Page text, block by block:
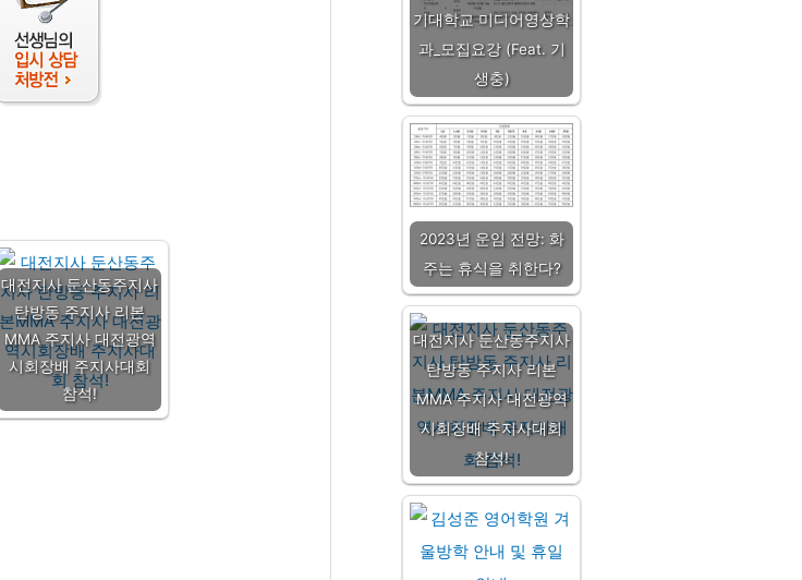
대전지사 둔산동주지사
탄방동 주지사 리본
MMA 주지사 대전광역
시회장배 주지사대회
참석!
기대학교 미디어영상학
과_모집요강 (Feat. 기
생충)
2023년 운임 전망: 화
주는 휴식을 취한다?
대전지사 둔산동주지사
탄방동 주지사 리본
MMA 주지사 대전광역
시회장배 주지사대회
참석!